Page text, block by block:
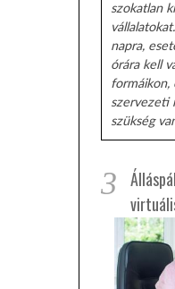
szokatlan
napra,
órára kell
formáikon,
szervezeti
szükség
3